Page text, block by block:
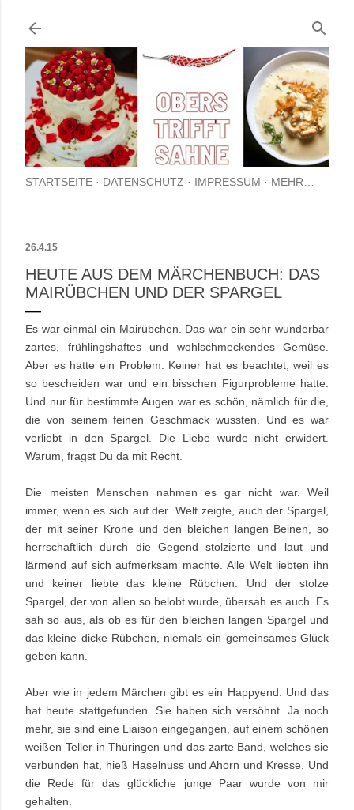
STARTSEITE DATENSCHUTZ IMPRESSUM MEHR…
26.4.15
HEUTE AUS DEM MÄRCHENBUCH: DAS
MAIRÜBCHEN UND DER SPARGEL
Es war einmal ein Mairübchen. Das war ein sehr wunderbar
zartes, frühlingshaftes und wohlschmeckendes Gemüse.
Aber es hatte ein Problem. Keiner hat es beachtet, weil es
so bescheiden war und ein bisschen Figurprobleme hatte.
Und nur für bestimmte Augen war es schön, nämlich für die,
die von seinem feinen Geschmack wussten. Und es war
verliebt in den Spargel. Die Liebe wurde nicht erwidert.
Warum, fragst Du da mit Recht.
Die meisten Menschen nahmen es gar nicht war. Weil
immer, wenn es sich auf der Welt zeigte, auch der Spargel,
der mit seiner Krone und den bleichen langen Beinen, so
herrschaftlich durch die Gegend stolzierte und laut und
lärmend auf sich aufmerksam machte. Alle Welt liebten ihn
und keiner liebte das kleine Rübchen. Und der stolze
Spargel, der von allen so belobt wurde, übersah es auch. Es
sah so aus, als ob es für den bleichen langen Spargel und
das kleine dicke Rübchen, niemals ein gemeinsames Glück
geben kann.
Aber wie in jedem Märchen gibt es ein Happyend. Und das
hat heute stattgefunden. Sie haben sich versöhnt. Ja noch
mehr, sie sind eine Liaison eingegangen, auf einem schönen
weißen Teller in Thüringen und das zarte Band, welches sie
verbunden hat, hieß Haselnuss und Ahorn und Kresse. Und
die Rede für das glückliche junge Paar wurde von mir
gehalten.